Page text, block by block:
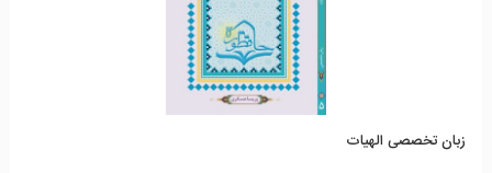
زبان تخصصی الهیات